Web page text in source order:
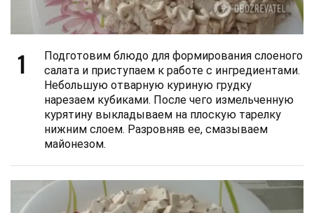
1
Подготовим блюдо для формирования слоеного
салата и приступаем к работе с ингредиентами.
Небольшую отварную куриную грудку
нарезаем кубиками. После чего измельченную
курятину выкладываем на плоскую тарелку
нижним слоем. Разровняв ее, смазываем
майонезом.